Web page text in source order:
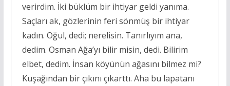
verirdim. İki büklüm bir ihtiyar geldi yanıma.
Saçları ak, gözlerinin feri sönmüş bir ihtiyar
kadın. Oğul, dedi; nerelisin. Tanırlıyım ana,
dedim. Osman Ağa’yı bilir misin, dedi. Bilirim
elbet, dedim. İnsan köyünün ağasını bilmez mi?
Kuşağından bir çıkını çıkarttı. Aha bu lapatanı